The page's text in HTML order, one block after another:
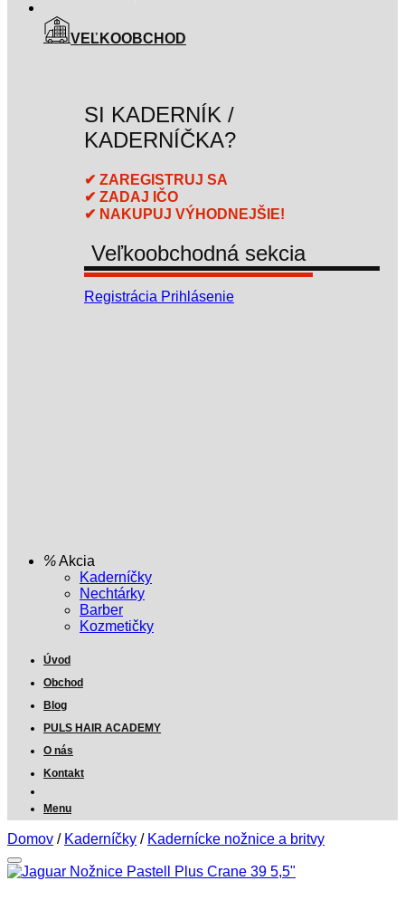
VEĽKOOBCHOD
SI KADERNÍK /
KADERNÍČKA?
✔ ZAREGISTRUJ SA
✔ ZADAJ IČO
✔ NAKUPUJ VÝHODNEJŠIE!
Veľkoobchodná sekcia
Registrácia Prihlásenie
Akcia
Kaderníčky
Nechtárky
Barber
Kozmetičky
Úvod
Obchod
Blog
PULS HAIR ACADEMY
O nás
Kontakt
Menu
Domov / Kaderníčky / Kadernícke nožnice a britvy